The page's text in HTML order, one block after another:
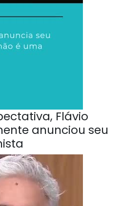
Flávio
anunciou seu